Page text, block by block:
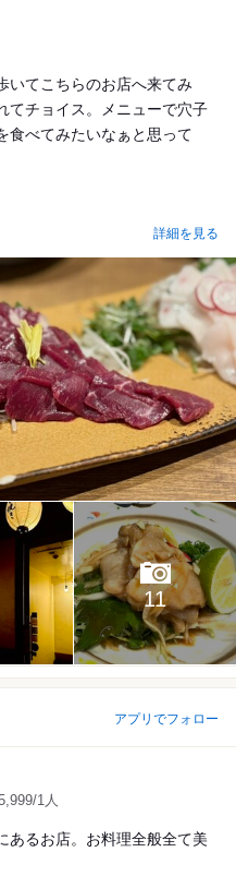
いてこちらのお店へ来てみ
てチョイス。メニューで穴子
食べてみたいなぁと思って
詳細を見る
11
アプリでフォロー
1人
あるお店。お料理全般全て美